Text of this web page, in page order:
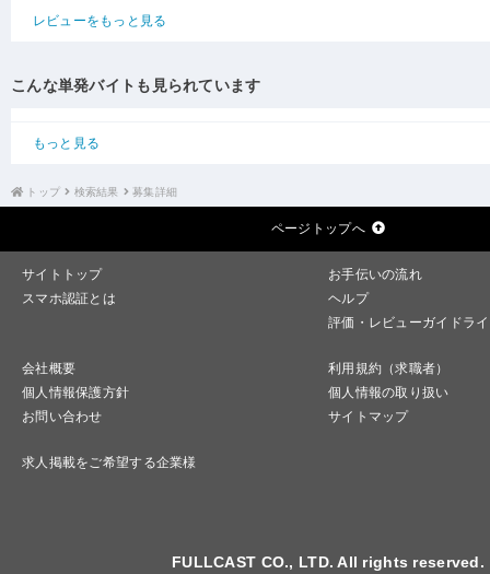
レビューをもっと見る
こんな単発バイトも見られています
もっと見る
トップ 検索結果 募集詳細
ページトップへ
サイトトップ
お手伝いの流れ
スマホ認証とは
ヘルプ
評価・レビューガイドラ
会社概要
利用規約（求職者）
個人情報保護方針
個人情報の取り扱い
お問い合わせ
サイトマップ
求人掲載をご希望する企業様
FULLCAST CO., LTD. All rights reserved.